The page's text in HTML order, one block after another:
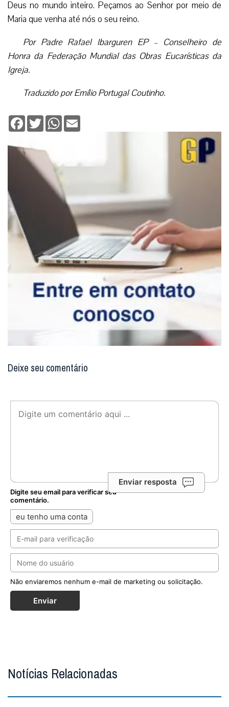
Deus no mundo inteiro. Peçamos ao Senhor por meio de
Maria que venha até nós o seu reino.
Por Padre Rafael Ibarguren EP – Conselheiro de
Honra da Federação Mundial das Obras Eucarísticas da
Igreja.
Traduzido por Emílio Portugal Coutinho.
Facebook
TwitterWhatsApp
Deixe seu comentário
Enviar resposta
Digite seu email para verificar seu
comentário.
eu tenho uma conta
Não enviaremos nenhum e-mail de marketing ou solicitação.
Enviar
Notícias Relacionadas